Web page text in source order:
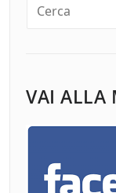
VAI ALLA